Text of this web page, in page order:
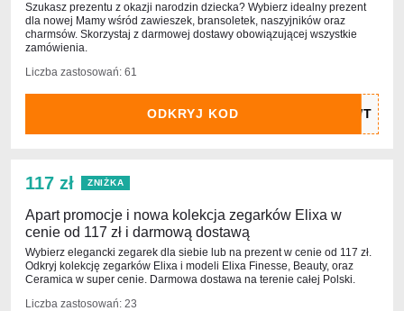
Szukasz prezentu z okazji narodzin dziecka? Wybierz idealny prezent
dla nowej Mamy wśród zawieszek, bransoletek, naszyjników oraz
charmsów. Skorzystaj z darmowej dostawy obowiązującej wszystkie
zamówienia.
Liczba zastosowań: 61
ODKRYJ KOD
117 zł ZNIŻKA
Apart promocje i nowa kolekcja zegarków Elixa w
cenie od 117 zł i darmową dostawą
Wybierz elegancki zegarek dla siebie lub na prezent w cenie od 117 zł.
Odkryj kolekcję zegarków Elixa i modeli Elixa Finesse, Beauty, oraz
Ceramica w super cenie. Darmowa dostawa na terenie całej Polski.
Liczba zastosowań: 23